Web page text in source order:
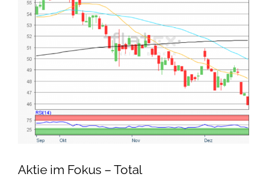
Aktie im Fokus – Total